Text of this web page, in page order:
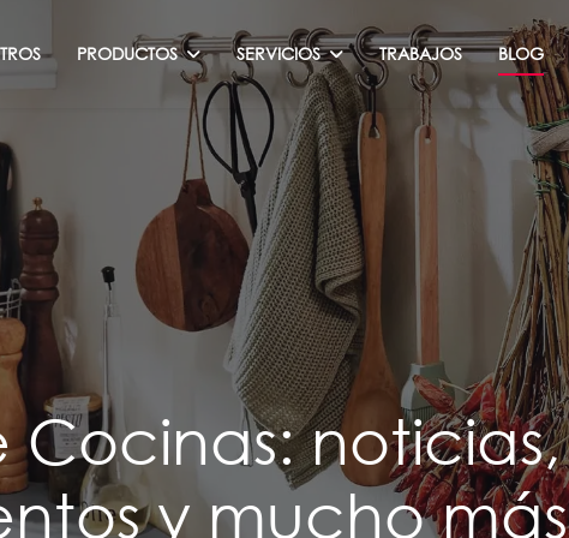
PRODUCTOS SERVICIOS TRABAJOS BLOG
Cocinas: noticias,
y mucho más